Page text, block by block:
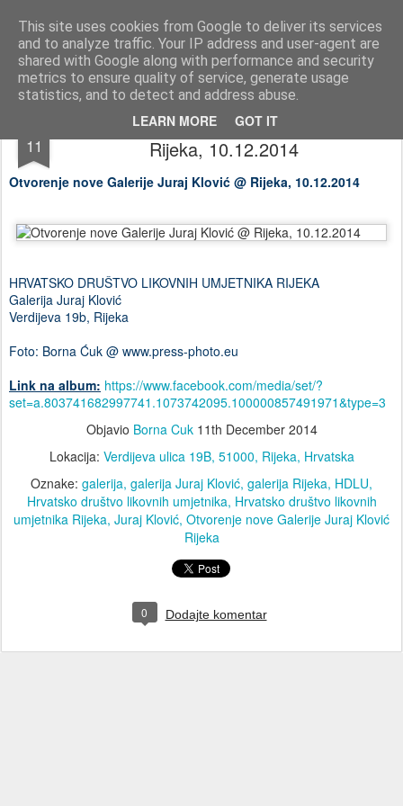
This site uses cookies from Google to deliver its services
and to analyze traffic. Your IP address and user-agent are
shared with Google along with performance and security
metrics to ensure quality of service, generate usage
statistics, and to detect and address abuse.
LEARN MORE GOT IT
Press-Photo.eu © News, Media, Concerts, Music, all Events
Početna stranica
Kontakt Početna stranica Kontakt
11
Otvorenje nove Galerije Juraj Klović @
Rijeka, 10.12.2014
Otvorenje nove Galerije Juraj Klović @ Rijeka, 10.12.2014
HRVATSKO DRUŠTVO LIKOVNIH UMJETNIKA RIJEKA
Galerija Juraj Klović
Verdijeva 19b, Rijeka
Foto: Borna Ćuk @ www.press-photo.eu
Link na album: https://www.facebook.com/media/set/?
set=a.803741682997741.1073742095.100000857491971&type=3
Objavio Borna Cuk 11th December 2014
Lokacija: Verdijeva ulica 19B, 51000, Rijeka, Hrvatska
Oznake: galerija galerija Juraj Klović galerija Rijeka HDLU
Hrvatsko društvo likovnih umjetnika Hrvatsko društvo likovnih
umjetnika Rijeka Juraj Klović Otvorenje nove Galerije Juraj Klović
Rijeka
0 Dodajte komentar